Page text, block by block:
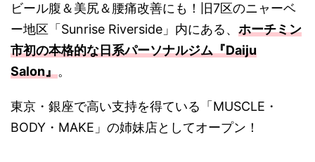
ビール腹＆美尻＆腰痛改善にも！旧7区のニャーベ
ー地区「Sunrise Riverside」内にある、 ホーチミン
市初の本格的な日系パーソナルジム『Daiju
Salon』。
東京・銀座で高い支持を得ている「MUSCLE・
BODY・MAKE」の姉妹店としてオープン！